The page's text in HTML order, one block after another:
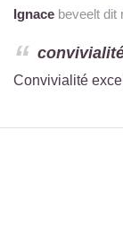
Ignace beveelt dit
Convivialité